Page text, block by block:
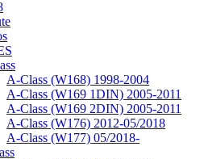
A-Class (W168) 1998-2004
A-Class (W169 1DIN) 2005-2011
A-Class (W169 2DIN) 2005-2011
A-Class (W176) 2012-05/2018
A-Class (W177) 05/2018-